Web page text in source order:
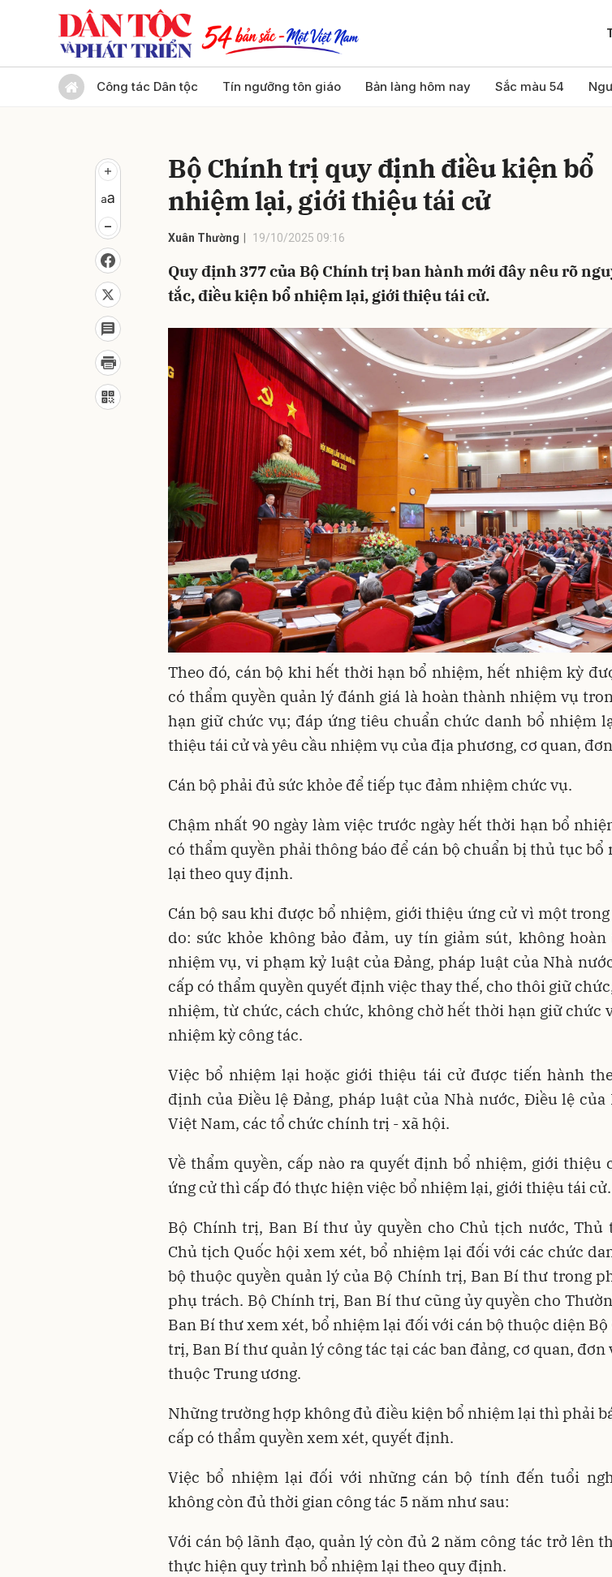
Công tác Dân tộc Tín ngưỡng tôn giáo Bản làng hôm nay Sắc màu 54
Bộ Chính trị quy định điều kiện bổ
nhiệm lại, giới thiệu tái cử
Xuân Thường 19/10/2025 09:16
Quy định 377 của Bộ Chính trị ban hành mới đây nêu rõ
tắc, điều kiện bổ nhiệm lại, giới thiệu tái cử.
Theo đó, cán bộ khi hết thời hạn bổ nhiệm, hết nhiệm kỳ
có thẩm quyền quản lý đánh giá là hoàn thành nhiệm vụ
hạn giữ chức vụ; đáp ứng tiêu chuẩn chức danh bổ nhiệm
thiệu tái cử và yêu cầu nhiệm vụ của địa phương, cơ quan,
Cán bộ phải đủ sức khỏe để tiếp tục đảm nhiệm chức vụ.
Chậm nhất 90 ngày làm việc trước ngày hết thời hạn bổ
có thẩm quyền phải thông báo để cán bộ chuẩn bị thủ tục bổ
lại theo quy định.
Cán bộ sau khi được bổ nhiệm, giới thiệu ứng cử vì một
do: sức khỏe không bảo đảm, uy tín giảm sút, không hoàn
nhiệm vụ, vi phạm kỷ luật của Đảng, pháp luật của Nhà
cấp có thẩm quyền quyết định việc thay thế, cho thôi giữ
nhiệm, từ chức, cách chức, không chờ hết thời hạn giữ chức
nhiệm kỳ công tác.
Việc bổ nhiệm lại hoặc giới thiệu tái cử được tiến hành
định của Điều lệ Đảng, pháp luật của Nhà nước, Điều lệ của
Việt Nam, các tổ chức chính trị - xã hội.
Về thẩm quyền, cấp nào ra quyết định bổ nhiệm, giới thiệu
ứng cử thì cấp đó thực hiện việc bổ nhiệm lại, giới thiệu tái cử.
Bộ Chính trị, Ban Bí thư ủy quyền cho Chủ tịch nước, Thủ
Chủ tịch Quốc hội xem xét, bổ nhiệm lại đối với các chức
bộ thuộc quyền quản lý của Bộ Chính trị, Ban Bí thư trong
phụ trách. Bộ Chính trị, Ban Bí thư cũng ủy quyền cho
Ban Bí thư xem xét, bổ nhiệm lại đối với cán bộ thuộc diện
trị, Ban Bí thư quản lý công tác tại các ban đảng, cơ quan, đơn
thuộc Trung ương.
Những trường hợp không đủ điều kiện bổ nhiệm lại thì phải
cấp có thẩm quyền xem xét, quyết định.
Việc bổ nhiệm lại đối với những cán bộ tính đến tuổi
không còn đủ thời gian công tác 5 năm như sau:
Với cán bộ lãnh đạo, quản lý còn đủ 2 năm công tác trở lên
thực hiện quy trình bổ nhiệm lại theo quy định.
Gửi bình luận